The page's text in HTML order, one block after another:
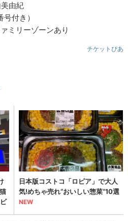
由紀
付き）
ミリーゾーンあり
チケットぴあ